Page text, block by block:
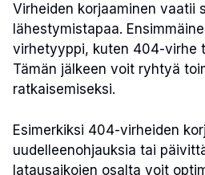
Virheiden korjaaminen vaatii
lähestymistapaa.
virhetyyppi, kuten 404-virhe
Tämän jälkeen voit ryhtyä
ratkaisemiseksi.
Esimerkiksi 404-virheiden
uudelleenohjauksia tai
latausaikojen osalta voit